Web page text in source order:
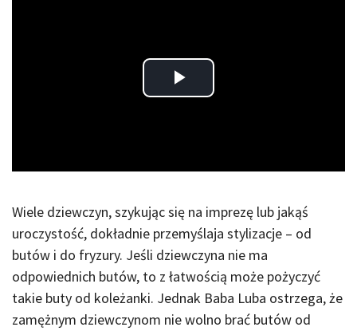
Play
Wiele dziewczyn, szykując się na imprezę lub jakąś
uroczystość, dokładnie przemyślaja stylizacje – od
butów i do fryzury. Jeśli dziewczyna nie ma
odpowiednich butów, to z łatwością może pożyczyć
takie buty od koleżanki. Jednak Baba Luba ostrzega, że
zamężnym dziewczynom nie wolno brać butów od